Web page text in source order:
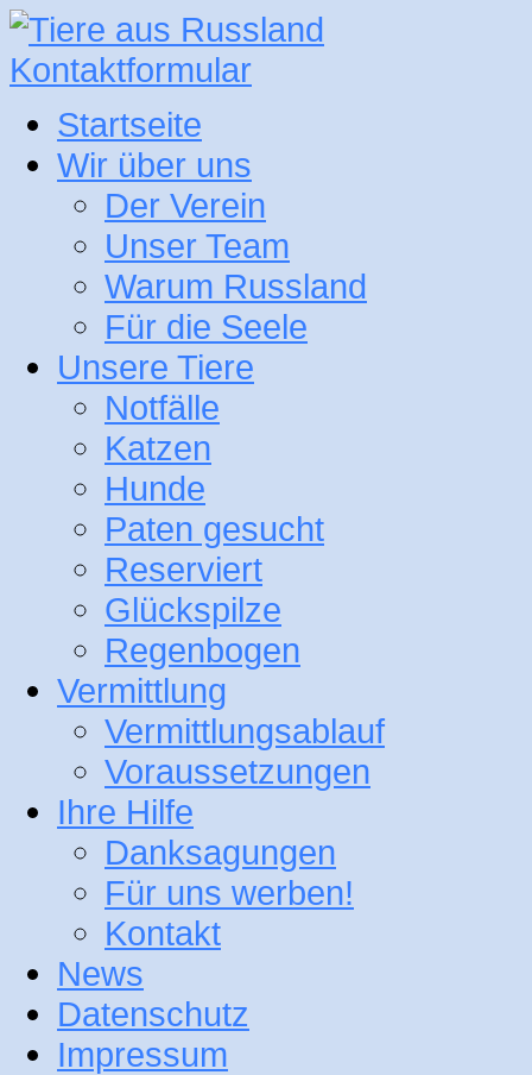
Kontaktformular
Startseite
Wir über uns
Der Verein
Unser Team
Warum Russland
Für die Seele
Unsere Tiere
Notfälle
Katzen
Hunde
Paten gesucht
Reserviert
Glückspilze
Regenbogen
Vermittlung
Vermittlungsablauf
Voraussetzungen
Ihre Hilfe
Danksagungen
Für uns werben!
Kontakt
News
Datenschutz
Impressum